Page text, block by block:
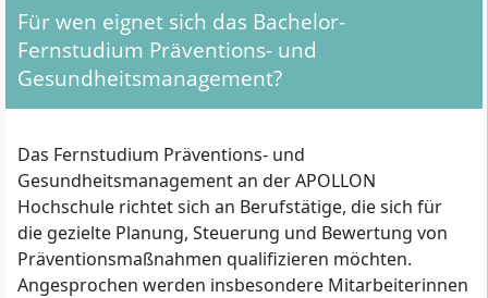
Für wen eignet sich das Bachelor-
Fernstudium Präventions- und
Gesundheitsmanagement?
Das Fernstudium Präventions- und
Gesundheitsmanagement an der APOLLON
Hochschule richtet sich an Berufstätige, die sich für
die gezielte Planung, Steuerung und Bewertung von
Präventionsmaßnahmen qualifizieren möchten.
Angesprochen werden insbesondere Mitarbeiterinnen